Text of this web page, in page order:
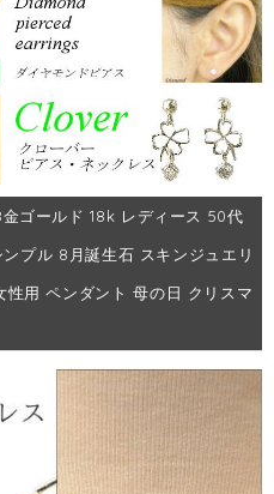
ゴールド 18k レディース 50代
プル 8月誕生石 スキンジュエリ
用 ペンダント 母の日 クリスマ